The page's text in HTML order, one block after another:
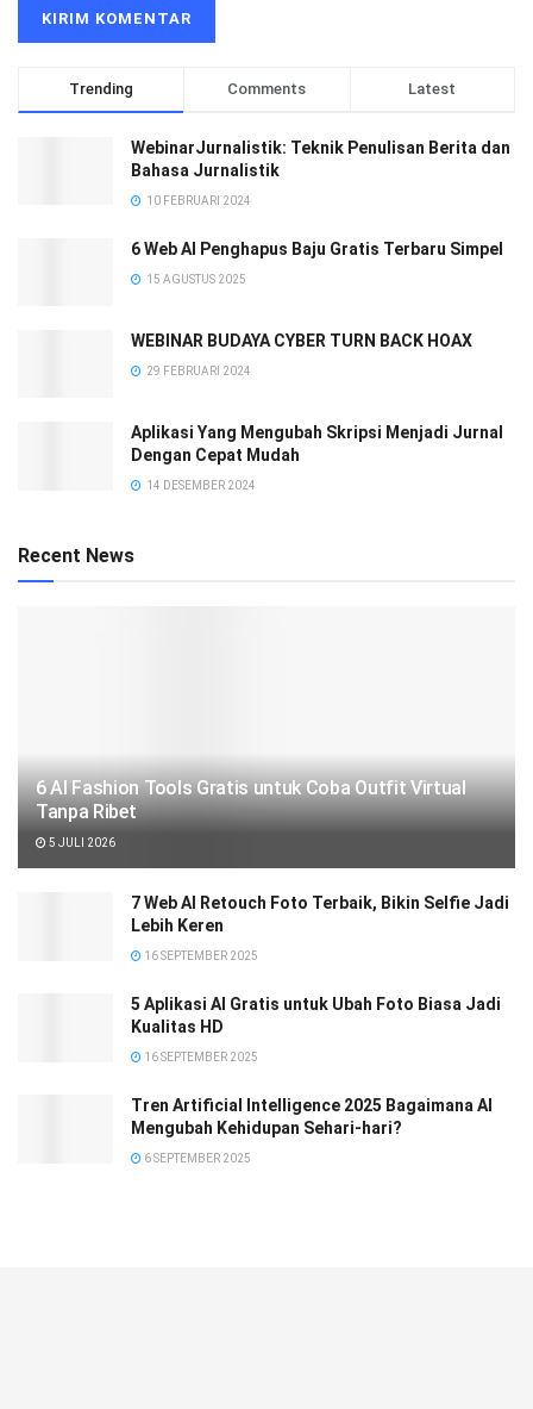
Trending Comments Latest
WebinarJurnalistik: Teknik Penulisan Berita dan
Bahasa Jurnalistik
10 FEBRUARI 2024
6 Web AI Penghapus Baju Gratis Terbaru Simpel
15 AGUSTUS 2025
WEBINAR BUDAYA CYBER TURN BACK HOAX
29 FEBRUARI 2024
Aplikasi Yang Mengubah Skripsi Menjadi Jurnal
Dengan Cepat Mudah
14 DESEMBER 2024
Recent News
6 AI Fashion Tools Gratis untuk Coba Outfit Virtual
Tanpa Ribet
5 JULI 2026
7 Web AI Retouch Foto Terbaik, Bikin Selfie Jadi
Lebih Keren
16 SEPTEMBER 2025
5 Aplikasi AI Gratis untuk Ubah Foto Biasa Jadi
Kualitas HD
16 SEPTEMBER 2025
Tren Artificial Intelligence 2025 Bagaimana AI
Mengubah Kehidupan Sehari-hari?
6 SEPTEMBER 2025